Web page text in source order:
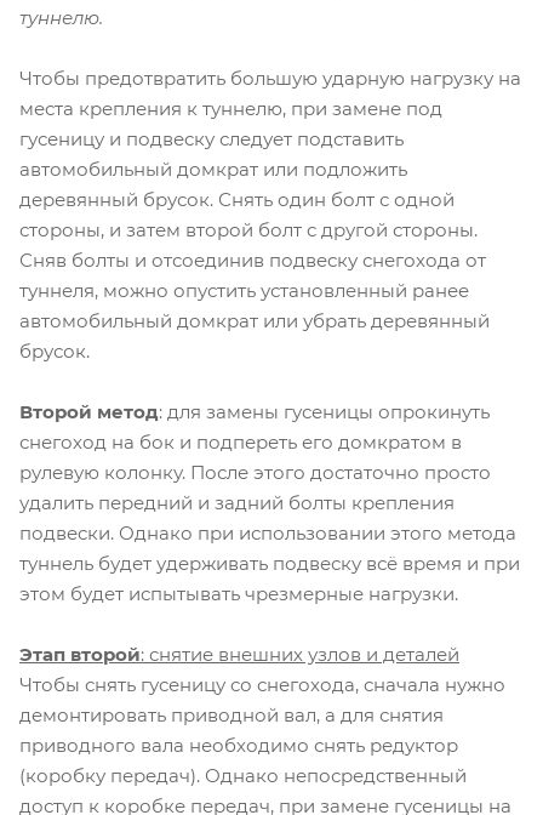
туннелю.
Чтобы предотвратить большую ударную нагрузку на
места крепления к туннелю, при замене под
гусеницу и подвеску следует подставить
автомобильный домкрат или подложить
деревянный брусок. Снять один болт с одной
стороны, и затем второй болт с другой стороны.
Сняв болты и отсоединив подвеску снегохода от
туннеля, можно опустить установленный ранее
автомобильный домкрат или убрать деревянный
брусок.
Второй метод: для замены гусеницы опрокинуть
снегоход на бок и подпереть его домкратом в
рулевую колонку. После этого достаточно просто
удалить передний и задний болты крепления
подвески. Однако при использовании этого метода
туннель будет удерживать подвеску всё время и при
этом будет испытывать чрезмерные нагрузки.
Этап второй: снятие внешних узлов и деталей
Чтобы снять гусеницу со снегохода, сначала нужно
демонтировать приводной вал, а для снятия
приводного вала необходимо снять редуктор
(коробку передач). Однако непосредственный
доступ к коробке передач, при замене гусеницы на